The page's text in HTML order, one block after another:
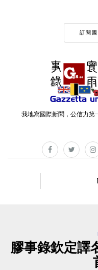
訂閱
我地寫國際新聞，公信力
膠事錄欽定譯